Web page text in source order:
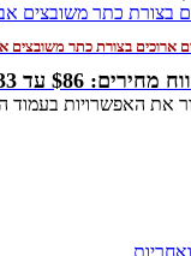
ארוכים בצורת כתר משובצים
מחירים: ⁦$86⁩ עד ⁦$133⁩
את האפשרויות בעמוד